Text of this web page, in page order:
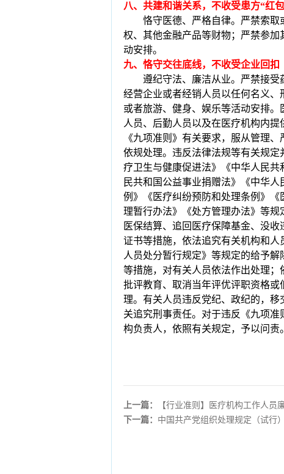
八、共建和谐关系，不收受患方“红
恪守医德、严格自律。严禁索
权、其他金融产品等财物；严禁参
动安排。
九、恪守交往底线，不收受企业回扣
遵纪守法、廉洁从业。严禁接受
经营企业或者经销人员以任何名义
或者旅游、健身、娱乐等活动安排
人员、后勤人员以及在医疗机构内
《九项准则》有关要求，服从管理
依规处理。违反法律法规等有关规
疗卫生与健康促进法》《中华人民
民共和国公益事业捐赠法》《中华
例》《医疗纠纷预防和处理条例》
理暂行办法》《处方管理办法》等
医保结算、追回医疗保障基金、没
证书等措施，依法追究有关机构和
人员处分暂行规定》等规定的给予
等措施，对有关人员依法作出处理
批评教育、取消当年评优评职资格
理。有关人员违反党纪、政纪的，
关追究刑事责任。对于违反《九项
构负责人，依照有关规定，予以问责。
上一篇：
【行业准则】医疗机构工作人员
下一篇： 中国共产党组织处理规定（试行）